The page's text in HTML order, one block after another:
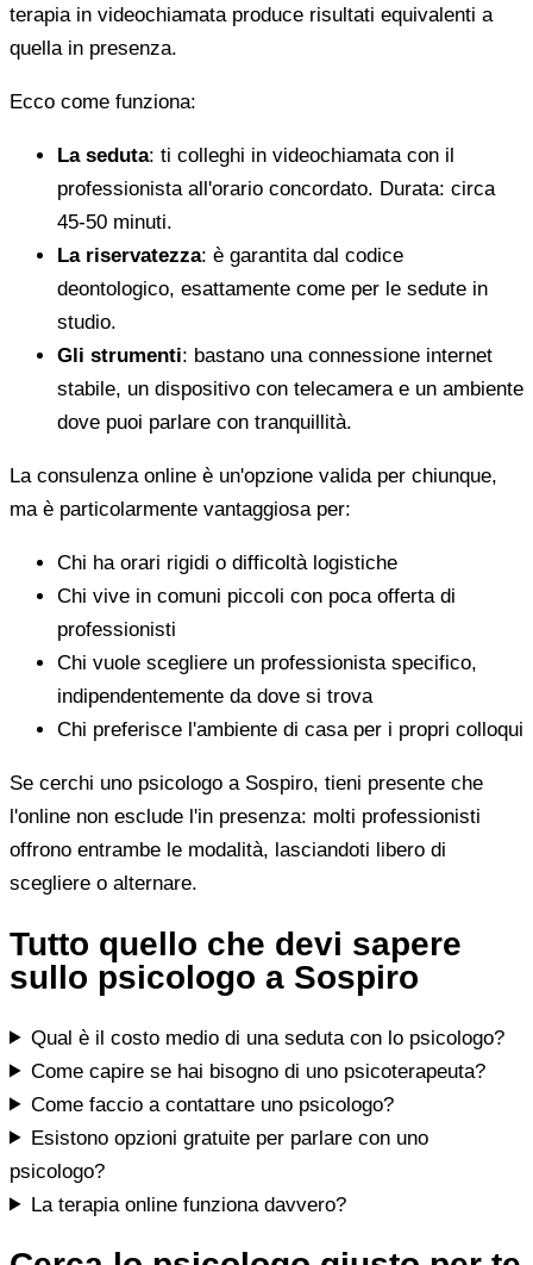
terapia in videochiamata produce risultati equivalenti a
quella in presenza.
Ecco come funziona:
La seduta: ti colleghi in videochiamata con il
professionista all'orario concordato. Durata: circa
45-50 minuti.
La riservatezza: è garantita dal codice
deontologico, esattamente come per le sedute in
studio.
Gli strumenti: bastano una connessione internet
stabile, un dispositivo con telecamera e un ambiente
dove puoi parlare con tranquillità.
La consulenza online è un'opzione valida per chiunque,
ma è particolarmente vantaggiosa per:
Chi ha orari rigidi o difficoltà logistiche
Chi vive in comuni piccoli con poca offerta di
professionisti
Chi vuole scegliere un professionista specifico,
indipendentemente da dove si trova
Chi preferisce l'ambiente di casa per i propri colloqui
Se cerchi uno psicologo a Sospiro, tieni presente che
l'online non esclude l'in presenza: molti professionisti
offrono entrambe le modalità, lasciandoti libero di
scegliere o alternare.
Tutto quello che devi sapere
sullo psicologo a Sospiro
Qual è il costo medio di una seduta con lo psicologo?
Come capire se hai bisogno di uno psicoterapeuta?
Come faccio a contattare uno psicologo?
Esistono opzioni gratuite per parlare con uno
psicologo?
La terapia online funziona davvero?